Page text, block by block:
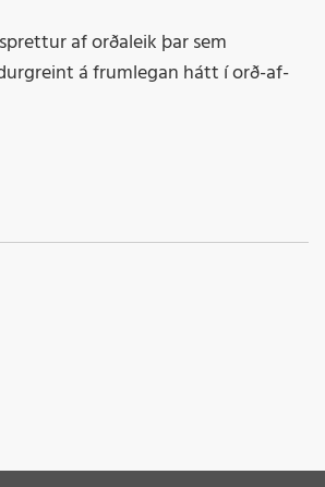
af orðaleik þar sem
á frumlegan hátt í orð-af-